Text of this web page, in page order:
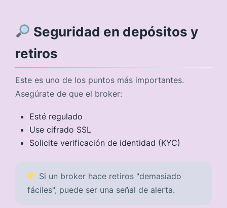
Seguridad en depósitos y
retiros
Este es uno de los puntos más importantes.
Asegúrate de que el broker:
Esté regulado
Use cifrado SSL
Solicite verificación de identidad (KYC)
Si un broker hace retiros "demasiado
fáciles", puede ser una señal de alerta.